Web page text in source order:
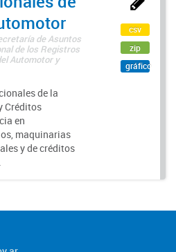
de Asuntos
de los Registros
Automotor y
de la
Créditos
en
maquinarias
y de créditos
csv
zip
gráfico